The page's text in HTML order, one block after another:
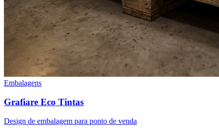
Embalagens
Grafiare Eco Tintas
Design de embalagem para ponto de venda